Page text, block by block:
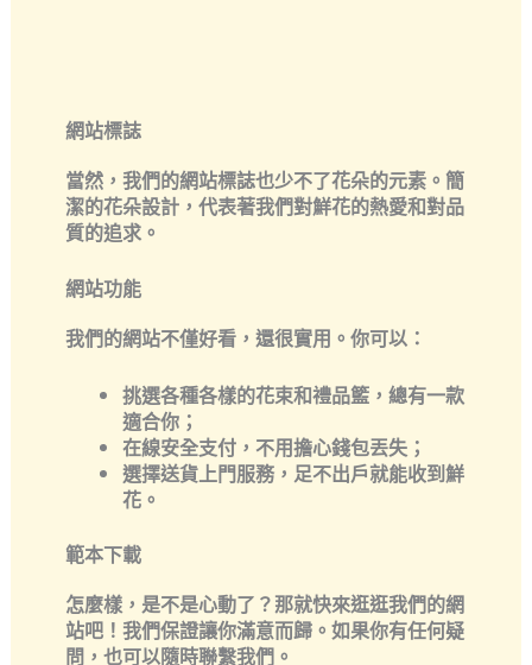
網站標誌
當然，我們的網站標誌也少不了花朵的元素。簡
潔的花朵設計，代表著我們對鮮花的熱愛和對品
質的追求。
網站功能
我們的網站不僅好看，還很實用。你可以：
挑選各種各樣的花束和禮品籃，總有一款
適合你；
在線安全支付，不用擔心錢包丟失；
選擇送貨上門服務，足不出戶就能收到鮮
花。
範本下載
怎麼樣，是不是心動了？那就快來逛逛我們的網
站吧！我們保證讓你滿意而歸。如果你有任何疑
問，也可以隨時聯繫我們。